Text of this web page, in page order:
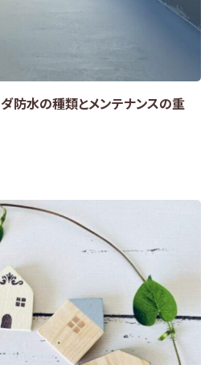
防水の種類とメンテナンスの重